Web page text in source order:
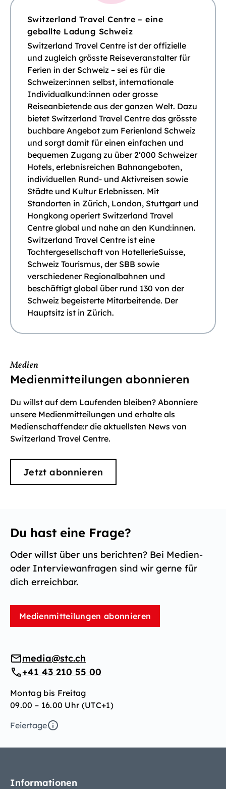
Switzerland Travel Centre – eine
geballte Ladung Schweiz
Switzerland Travel Centre ist der offizielle
und zugleich grösste Reiseveranstalter für
Ferien in der Schweiz – sei es für die
Schweizer:innen selbst, internationale
Individualkund:innen oder grosse
Reiseanbietende aus der ganzen Welt. Dazu
bietet Switzerland Travel Centre das grösste
buchbare Angebot zum Ferienland Schweiz
und sorgt damit für einen einfachen und
bequemen Zugang zu über 2’000 Schweizer
Hotels, erlebnisreichen Bahnangeboten,
individuellen Rund- und Aktivreisen sowie
Städte und Kultur Erlebnissen. Mit
Standorten in Zürich, London, Stuttgart und
Hongkong operiert Switzerland Travel
Centre global und nahe an den Kund:innen.
Switzerland Travel Centre ist eine
Tochtergesellschaft von HotellerieSuisse,
Schweiz Tourismus, der SBB sowie
verschiedener Regionalbahnen und
beschäftigt global über rund 130 von der
Schweiz begeisterte Mitarbeitende. Der
Hauptsitz ist in Zürich.
Medien
Medienmitteilungen abonnieren
Du willst auf dem Laufenden bleiben? Abonniere
unsere Medienmitteilungen und erhalte als
Medienschaffende:r die aktuellsten News von
Switzerland Travel Centre.
Jetzt abonnieren
Du hast eine Frage?
Oder willst über uns berichten? Bei Medien-
oder Interviewanfragen sind wir gerne für
dich erreichbar.
Medienmitteilungen abonnieren
media@stc.ch
+41 43 210 55 00
Montag bis Freitag
09.00 – 16.00 Uhr (UTC+1)
Feiertage
Informationen